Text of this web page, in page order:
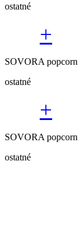
ostatné
+
SOVORA popcorn
ostatné
+
SOVORA
ostatné